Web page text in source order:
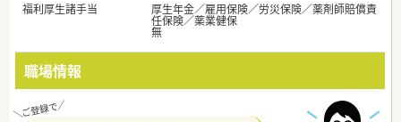
福利厚生諸手当
厚生年金／雇用保険／労災保険／薬剤師賠償責
任保険／薬業健保
無
職場情報